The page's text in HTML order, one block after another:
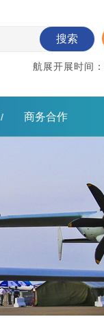
搜索
航展开展时间：
/ 商务合作